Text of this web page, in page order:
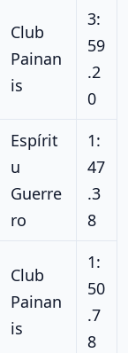
Club
Painan
is
3:
59
.2
0
Espírit
u
Guerre
ro
1:
47
.3
8
Club
Painan
is
1:
50
.7
8